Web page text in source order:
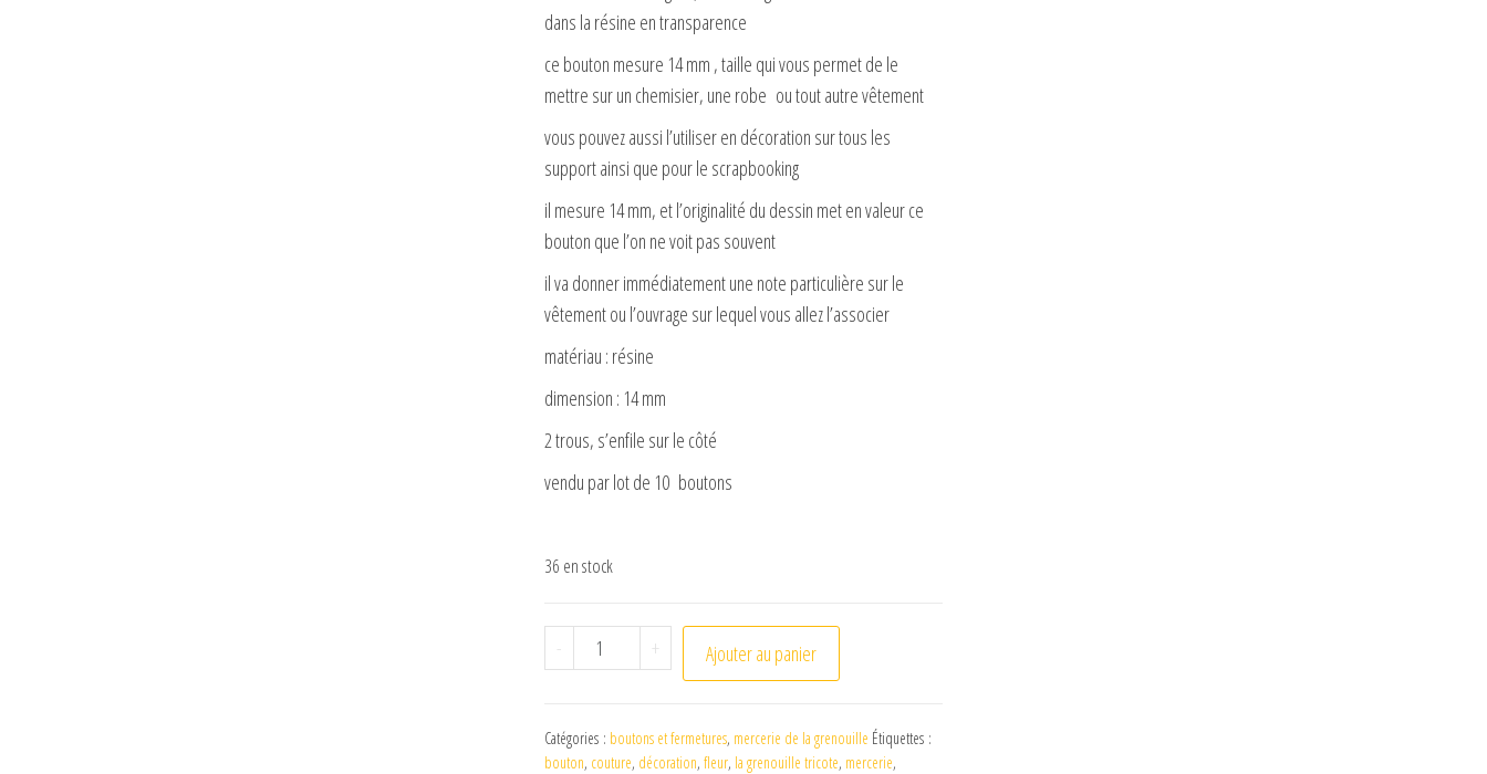
dans la résine en transparence
ce bouton mesure 14 mm , taille qui vous permet de le
mettre sur un chemisier, une robe ou tout autre vêtement
vous pouvez aussi l’utiliser en décoration sur tous les
support ainsi que pour le scrapbooking
il mesure 14 mm, et l’originalité du dessin met en valeur ce
bouton que l’on ne voit pas souvent
il va donner immédiatement une note particulière sur le
vêtement ou l’ouvrage sur lequel vous allez l’associer
matériau : résine
dimension : 14 mm
2 trous, s’enfile sur le côté
vendu par lot de 10 boutons
36 en stock
- quantité de boutons marguerites résines 14 mm
+ Ajouter au panier
Catégories : boutons et fermetures, mercerie de la grenouille Étiquettes :
bouton, couture, décoration, fleur, la grenouille tricote, mercerie,